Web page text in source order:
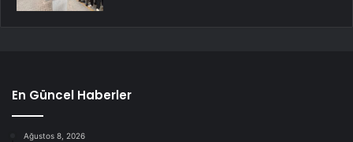
En Güncel Haberler
Ağustos 8, 2026